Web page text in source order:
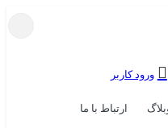
ورود کاربر
ارتباط با ما